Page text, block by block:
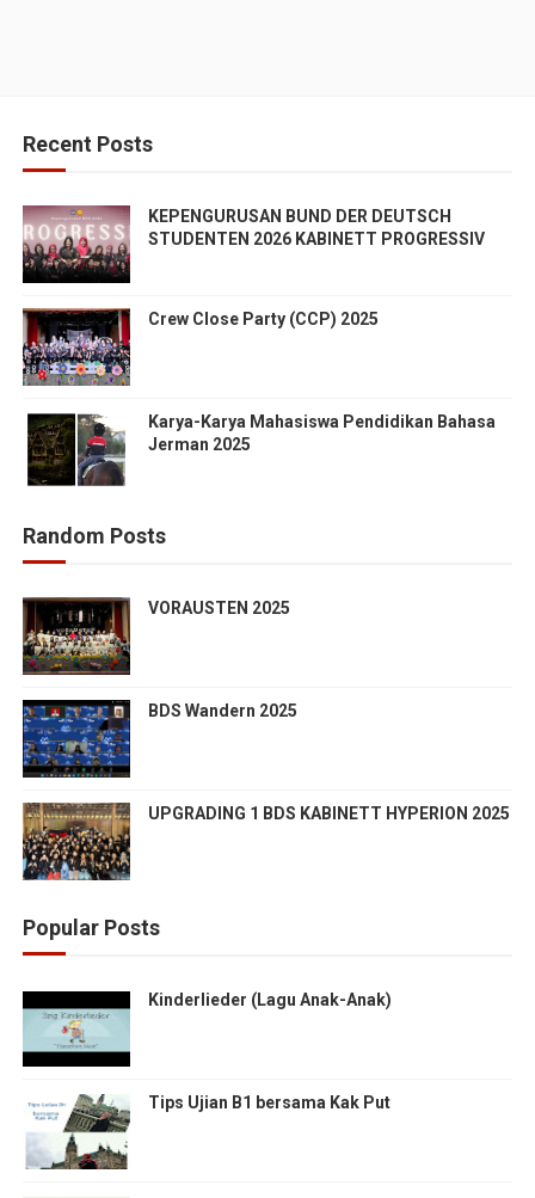
Recent Posts
KEPENGURUSAN BUND DER DEUTSCH
STUDENTEN 2026 KABINETT PROGRESSIV
Crew Close Party (CCP) 2025
Karya-Karya Mahasiswa Pendidikan Bahasa
Jerman 2025
Random Posts
VORAUSTEN 2025
BDS Wandern 2025
UPGRADING 1 BDS KABINETT HYPERION 2025
Popular Posts
Kinderlieder (Lagu Anak-Anak)
Tips Ujian B1 bersama Kak Put